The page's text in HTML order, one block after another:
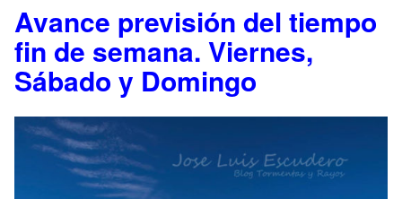
Avance previsión del tiempo
fin de semana. Viernes,
Sábado y Domingo